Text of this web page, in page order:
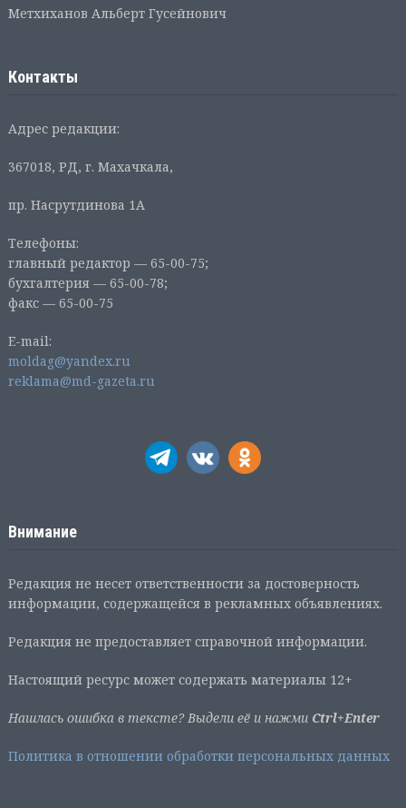
Метхиханов Альберт Гусейнович
Контакты
Адрес редакции:
367018, РД, г. Махачкала,
пр. Насрутдинова 1А
Телефоны:
главный редактор — 65-00-75;
бухгалтерия — 65-00-78;
факс — 65-00-75
E-mail:
moldag@yandex.ru
reklama@md-gazeta.ru
Внимание
Редакция не несет ответственности за достоверность
информации, содержащейся в рекламных объявлениях.
Редакция не предоставляет справочной информации.
Настоящий ресурс может содержать материалы 12+
Нашлась ошибка в тексте? Выдели её и нажми Ctrl+Enter
Политика в отношении обработки персональных данных